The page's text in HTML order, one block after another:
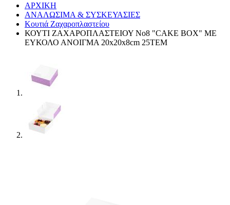
ΑΡΧΙΚΗ
ΑΝΑΛΩΣΙΜΑ & ΣΥΣΚΕΥΑΣΙΕΣ
Κουτιά Ζαχαροπλαστείου
ΚΟΥΤΙ ΖΑΧΑΡΟΠΛΑΣΤΕΙΟΥ No8 "CAKE BOX" ΜΕ
ΕΥΚΟΛΟ ΑΝΟΙΓΜΑ 20x20x8cm 25ΤΕΜ